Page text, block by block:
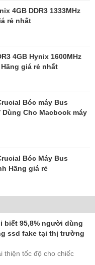
4GB DDR3 1333MHz
rẻ nhất
4GB Hynix 1600MHz
Hãng giá rẻ nhất
Bóc máy Bus
Dùng Cho Macbook máy
Bóc Máy Bus
Hãng giá rẻ
biết 95,8% người dùng
ssd fake tại thị trường
thiện tốc độ cho chiếc